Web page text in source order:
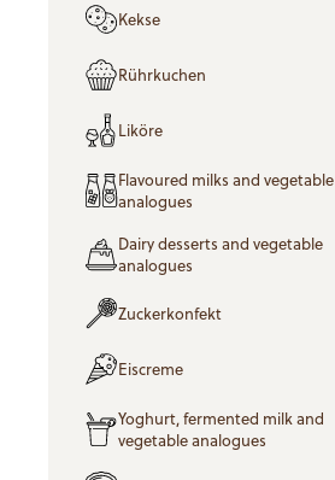
Kekse
Rührkuchen
Liköre
Flavoured milks and vegetable
analogues
Dairy desserts and vegetable
analogues
Zuckerkonfekt
Eiscreme
Yoghurt, fermented milk and
vegetable analogues